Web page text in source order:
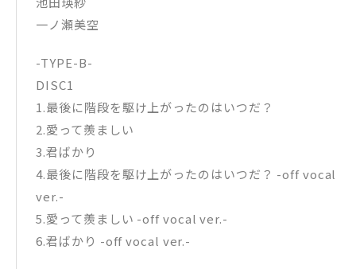
一ノ瀬美空
-TYPE-B-
DISC1
1.最後に階段を駆け上がったのはいつだ？
2.愛って羨ましい
3.君ばかり
4.最後に階段を駆け上がったのはいつだ？ -off vocal
ver.-
5.愛って羨ましい -off vocal ver.-
6.君ばかり -off vocal ver.-